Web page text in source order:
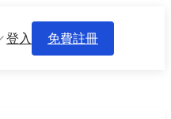
登入 免費註冊